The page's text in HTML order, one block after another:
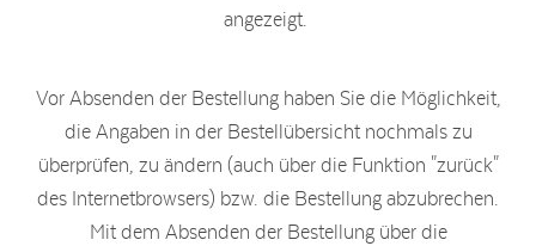
angezeigt.
Vor Absenden der Bestellung haben Sie die Möglichkeit,
die Angaben in der Bestellübersicht nochmals zu
überprüfen, zu ändern (auch über die Funktion "zurück"
des Internetbrowsers) bzw. die Bestellung abzubrechen.
Mit dem Absenden der Bestellung über die